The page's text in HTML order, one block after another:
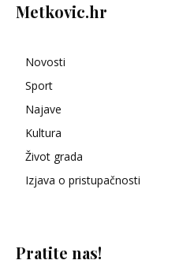
Metkovic.hr
Novosti
Sport
Najave
Kultura
Život grada
Izjava o pristupačnosti
Pratite nas!